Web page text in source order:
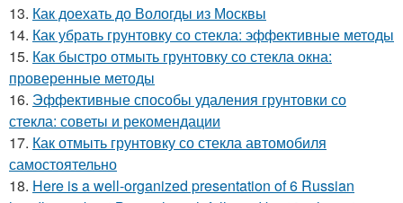
13. Как доехать до Вологды из Москвы
14. Как убрать грунтовку со стекла: эффективные методы
15. Как быстро отмыть грунтовку со стекла окна:
проверенные методы
16. Эффективные способы удаления грунтовки со
стекла: советы и рекомендации
17. Как отмыть грунтовку со стекла автомобиля
самостоятельно
18. Here is a well-organized presentation of 6 Russian